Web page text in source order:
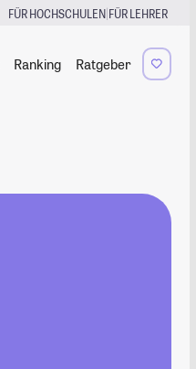
FÜR HOCHSCHULEN|FÜR LEHRER
Ranking Ratgeber